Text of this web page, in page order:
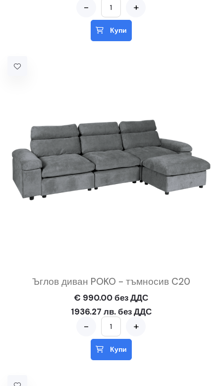
- +
Купи
Ъглов диван POKO - тъмносив C20
€ 990.00 без ДДС
1936.27 лв. без ДДС
- +
Купи